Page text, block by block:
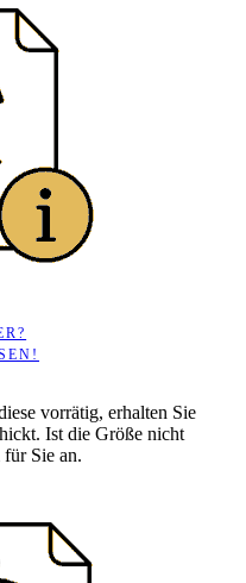
vorrätig, erhalten Sie
Ist die Größe nicht
Sie an.